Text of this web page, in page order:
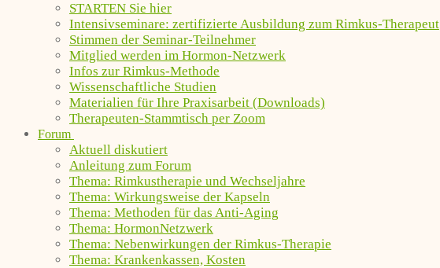
STARTEN Sie hier
Intensivseminare: zertifizierte Ausbildung zum Rimkus-Therapeut
Stimmen der Seminar-Teilnehmer
Mitglied werden im Hormon-Netzwerk
Infos zur Rimkus-Methode
Wissenschaftliche Studien
Materialien für Ihre Praxisarbeit (Downloads)
Therapeuten-Stammtisch per Zoom
Forum
Aktuell diskutiert
Anleitung zum Forum
Thema: Rimkustherapie und Wechseljahre
Thema: Wirkungsweise der Kapseln
Thema: Methoden für das Anti-Aging
Thema: HormonNetzwerk
Thema: Nebenwirkungen der Rimkus-Therapie
Thema: Krankenkassen, Kosten